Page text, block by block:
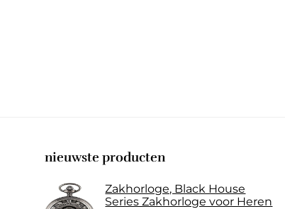
nieuwste producten
Zakhorloge, Black House
Series Zakhorloge voor Heren